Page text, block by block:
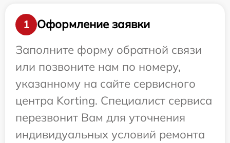
1
Оформление заявки
Заполните форму обратной связи
или позвоните нам по номеру,
указанному на сайте сервисного
центра Korting. Специалист сервиса
перезвонит Вам для уточнения
индивидуальных условий ремонта